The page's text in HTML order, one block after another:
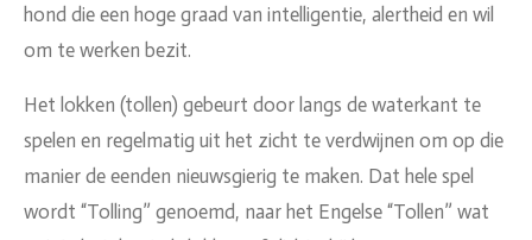
hond die een hoge graad van intelligentie, alertheid en wil
om te werken bezit.
Het lokken (tollen) gebeurt door langs de waterkant te
spelen en regelmatig uit het zicht te verdwijnen om op die
manier de eenden nieuwsgierig te maken. Dat hele spel
wordt “Tolling” genoemd, naar het Engelse “Tollen” wat